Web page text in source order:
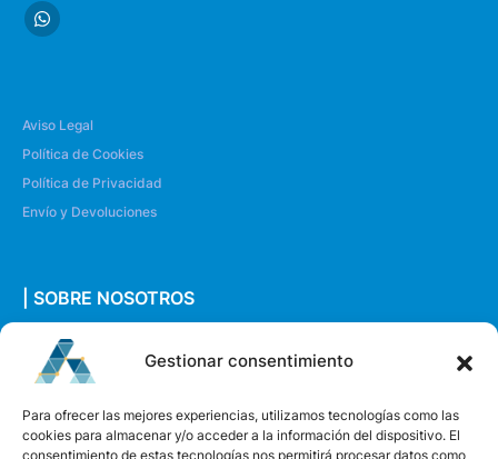
Gestionar consentimiento
Para ofrecer las mejores experiencias, utilizamos tecnologías como las
cookies para almacenar y/o acceder a la información del dispositivo. El
consentimiento de estas tecnologías nos permitirá procesar datos como
Aviso Legal
Política de Cookies
Política de Privacidad
Envío y Devoluciones
| SOBRE NOSOTROS
Quiénes somos
Envíanos un mensaje